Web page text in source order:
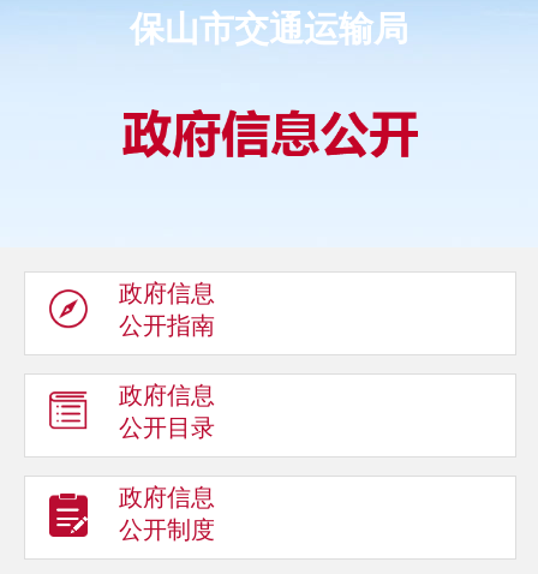
保山市交通运输局
政府信息
公开指南
政府信息
公开目录
政府信息
公开制度